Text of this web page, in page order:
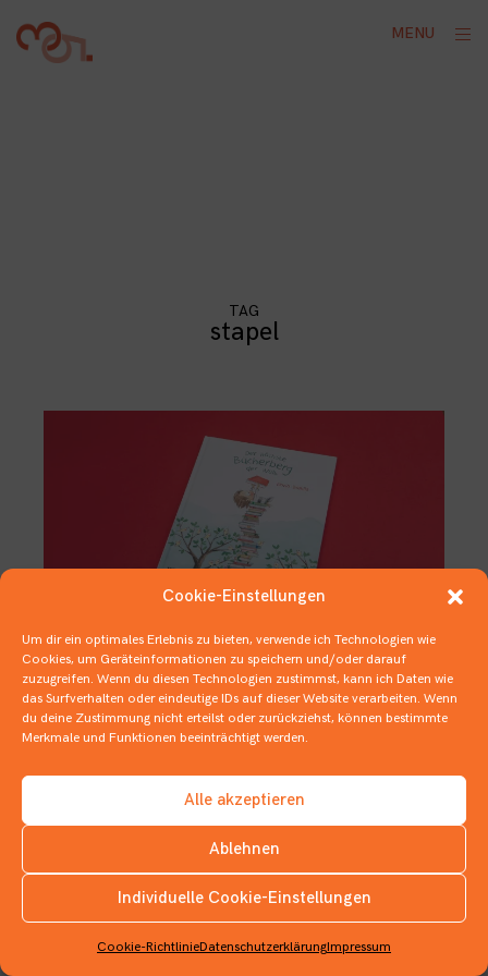
Cookie-Einstellungen
Um dir ein optimales Erlebnis zu bieten, verwende ich Technologien wie
Cookies, um Geräteinformationen zu speichern und/oder darauf
zuzugreifen. Wenn du diesen Technologien zustimmst, kann ich Daten wie
das Surfverhalten oder eindeutige IDs auf dieser Website verarbeiten. Wenn
du deine Zustimmung nicht erteilst oder zurückziehst, können bestimmte
Merkmale und Funktionen beeinträchtigt werden.
Alle akzeptieren
Ablehnen
Individuelle Cookie-Einstellungen
Cookie-RichtlinieDatenschutzerklärungImpressum
content
MENU
INSTAGRAM
TAG
stapel
Kleiner Hochstapler
17. OKTOBER 2019 BILDERBÜCHER,BÜCHER ÜBER BÜCHER